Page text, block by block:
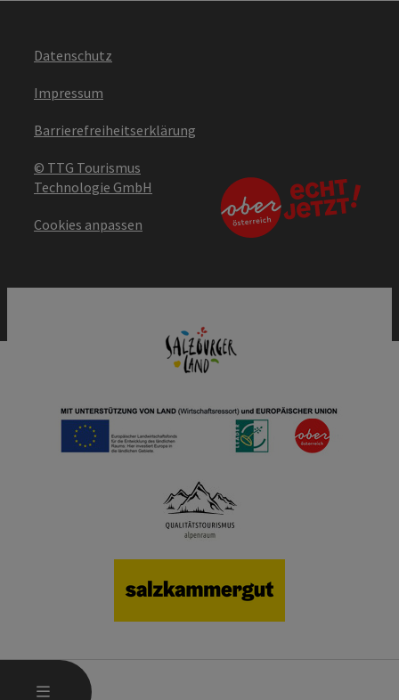
MENÜ
Datenschutz
Impressum
Barrierefreiheitserklärung
© TTG Tourismus
Technologie GmbH
Cookies anpassen